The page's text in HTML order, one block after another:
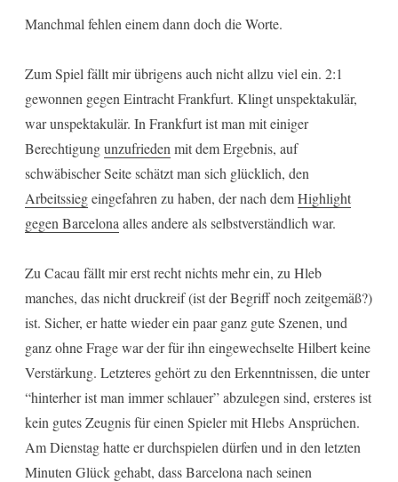
Manchmal fehlen einem dann doch die Worte.
Zum Spiel fällt mir übrigens auch nicht allzu viel ein. 2:1
gewonnen gegen Eintracht Frankfurt. Klingt unspektakulär,
war unspektakulär. In Frankfurt ist man mit einiger
Berechtigungunzufrieden mit dem Ergebnis, auf
schwäbischer Seite schätzt man sich glücklich, den
Arbeitssiegeingefahren zu haben, der nach demHighlight
gegen Barcelona alles andere als selbstverständlich war.
Zu Cacau fällt mir erst recht nichts mehr ein, zu Hleb
manches, das nicht druckreif (ist der Begriff noch zeitgemäß?)
ist. Sicher, er hatte wieder ein paar ganz gute Szenen, und
ganz ohne Frage war der für ihn eingewechselte Hilbert keine
Verstärkung. Letzteres gehört zu den Erkenntnissen, die unter
“hinterher ist man immer schlauer” abzulegen sind, ersteres ist
kein gutes Zeugnis für einen Spieler mit Hlebs Ansprüchen.
Am Dienstag hatte er durchspielen dürfen und in den letzten
Minuten Glück gehabt, dass Barcelona nach seinen